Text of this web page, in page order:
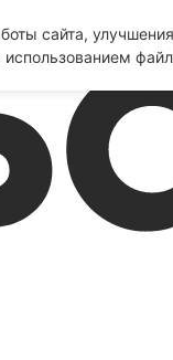
сайта,